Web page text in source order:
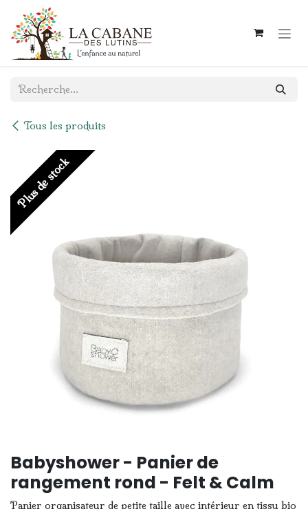
Se rendre au contenu
Tous les produits
Plus de stock
Babyshower - Panier de
rangement rond - Felt & Calm
Panier organisateur de petite taille avec intérieur en tissu bio